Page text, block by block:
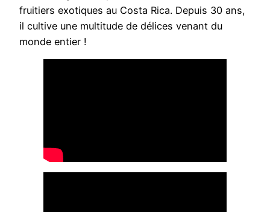
fruitiers exotiques au Costa Rica. Depuis 30 ans,
il cultive une multitude de délices venant du
monde entier !